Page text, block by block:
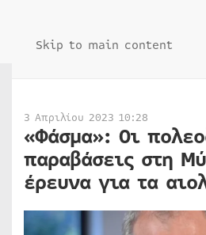
Skip to main content
3 Απριλίου 2023 10:28
«Φάσμα»: Οι
παραβάσεις στη
έρευνα για τα